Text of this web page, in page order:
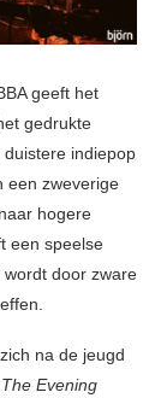
geeft het
gedrukte
indiepop
een zweverige
hogere
een speelse
door zware
na de jeugd
The Evening